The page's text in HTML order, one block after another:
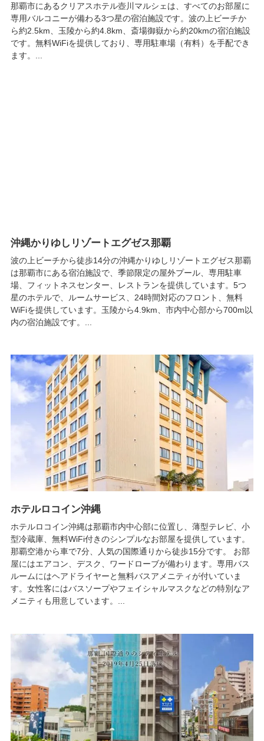
那覇市にあるクリアスホテル壺川マルシェは、すべてのお部屋に
専用バルコニーが備わる3つ星の宿泊施設です。波の上ビーチか
ら約2.5km、玉陵から約4.8km、斎場御嶽から約20kmの宿泊施設
です。無料WiFiを提供しており、専用駐車場（有料）を手配でき
ます。...
沖縄かりゆしリゾートエグゼス那覇
波の上ビーチから徒歩14分の沖縄かりゆしリゾートエグゼス那覇
は那覇市にある宿泊施設で、季節限定の屋外プール、専用駐車
場、フィットネスセンター、レストランを提供しています。5つ
星のホテルで、ルームサービス、24時間対応のフロント、無料
WiFiを提供しています。玉陵から4.9km、市内中心部から700m以
内の宿泊施設です。...
ホテルロコイン沖縄
ホテルロコイン沖縄は那覇市内中心部に位置し、薄型テレビ、小
型冷蔵庫、無料WiFi付きのシンプルなお部屋を提供しています。
那覇空港から車で7分、人気の国際通りから徒歩15分です。 お部
屋にはエアコン、デスク、ワードローブが備わります。専用バス
ルームにはヘアドライヤーと無料バスアメニティが付いていま
す。女性客にはバスソープやフェイシャルマスクなどの特別なア
メニティも用意しています。...